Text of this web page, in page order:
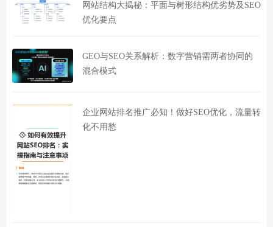
网站结构大揭秘：平面与树形结构优劣势及SEO
优化要点
GEO与SEO关系解析：数字营销需两者协同的
混合模式
企业网站排名推广必知！做好SEO优化，流量转
化不用愁